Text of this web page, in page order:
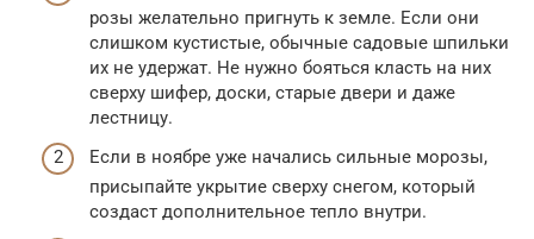
розы желательно пригнуть к земле. Если они
слишком кустистые, обычные садовые шпильки
их не удержат. Не нужно бояться класть на них
сверху шифер, доски, старые двери и даже
лестницу.
Если в ноябре уже начались сильные морозы,
присыпайте укрытие сверху снегом, который
создаст дополнительное тепло внутри.